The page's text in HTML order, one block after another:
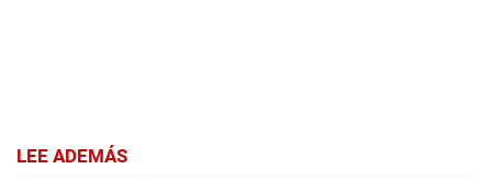
LEE ADEMÁS